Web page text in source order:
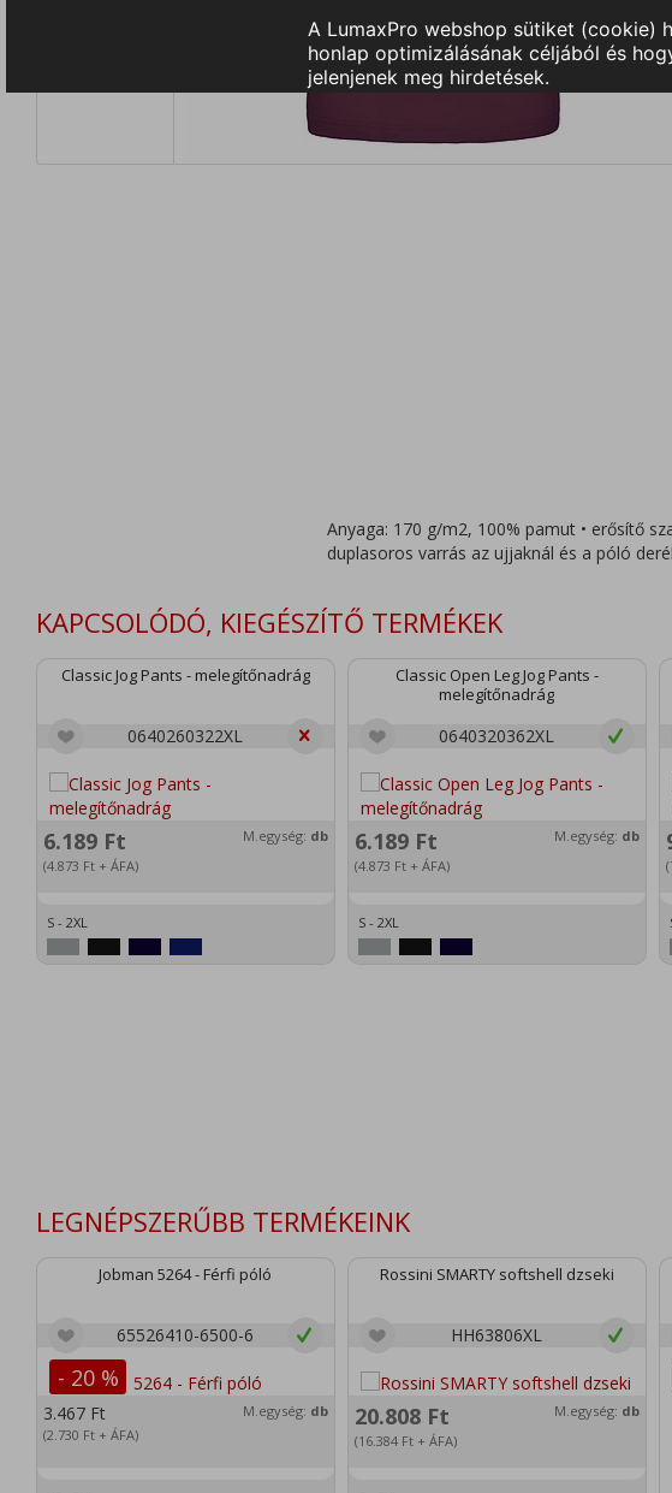
Anyaga: 170 g/m2, 100% pamut • erősítő
duplasoros varrás az ujjaknál és a póló
KAPCSOLÓDÓ, KIEGÉSZÍTŐ TERMÉKEK
Classic Jog Pants - melegítőnadrág
0640260322XL
6.189 Ft
(4.873 Ft + ÁFA)
M.egység: db
S - 2XL
Classic Open Leg Jog Pants -
melegítőnadrág
0640320362XL
6.189 Ft
(4.873 Ft+ ÁFA)
M.egység: db
S - 2XL
LEGNÉPSZERŰBB TERMÉKEINK
Jobman 5264 - Férfi póló
65526410-6500-6
- 20 %
3.467 Ft
(2.730 Ft + ÁFA)
M.egység: db
Rossini SMARTY softshell dzseki
HH63806XL
20.808 Ft
(16.384 Ft+ ÁFA)
M.egység: db